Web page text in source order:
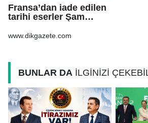
Fransa’dan iade edilen
tarihi eserler Şam
www.dikgazete.com
BUNLAR DA İLGİNİZİ